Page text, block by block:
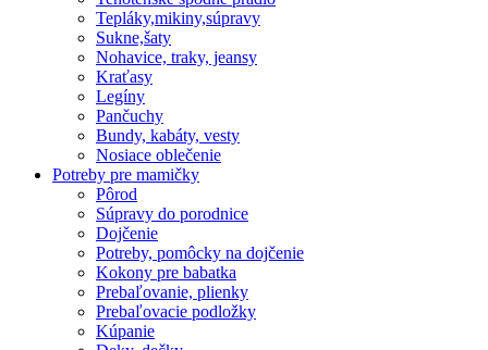
Tepláky,mikiny,súpravy
Sukne,šaty
Nohavice, traky, jeansy
Kraťasy
Legíny
Pančuchy
Bundy, kabáty, vesty
Nosiace oblečenie
Potreby pre mamičky
Pôrod
Súpravy do porodnice
Dojčenie
Potreby, pomôcky na dojčenie
Kokony pre babatka
Prebaľovanie, plienky
Prebaľovacie podložky
Kúpanie